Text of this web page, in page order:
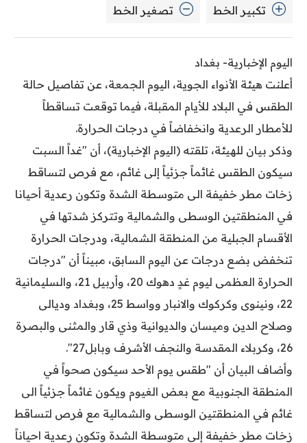
تكبير الخط تصغير الخط
اليوم الإخبارية- بغداد
أعلنت هيئة الأنواء الجوية، اليوم الجمعة، عن تفاصيل حالة
الطقس في البلاد للأيام المقبلة، فيما توقعت تساقطاً
للأمطار الرعدية وانخفاضاً في درجات الحرارة.
وذكر بيان للهيئة، تلقته (اليوم الإخبارية)، أن "غداً السبت
سيكون الطقس غائماً جزئياً إلى غائم، مع فرص لتساقط
زخات مطر خفيفة الى متوسطة الشدة وتكون رعدية أحيانا
في المنطقتين الوسطى والشمالية وتتركز شدتها في
الأقسام الجبلية من المنطقة الشمالية، ودرجات الحرارة
تنخفض بضع درجات عن اليوم السابق، مبيناً أن "درجات
الحرارة العظمى ليوم غدٍ دهوك 20، وأربيل 21، والسليمانية
22، ونينوى وكركوك والانبار وواسط 25، وبغداد وديالى
وصلاح الدين وميسان والديوانية وذي قار والمثنى والبصرة
26، وكربلاء المقدسة والنجف الأشرف وبابل27".
وأضاف البيان أن "طقس يوم الأحد سيكون صحواً في
المنطقة الجنوبية مع بعض الغيوم ويكون غائماً جزئياً الى
غائم في المنطقتين الوسطى والشمالية مع فرص لتساقط
زخات مطر خفيفة إلى متوسطة الشدة وتكون رعدية احياناً